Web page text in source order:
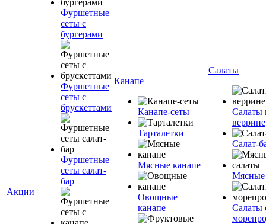
Акции
Фуршетные
сеты с
бургерами
Фуршетные
сеты с
брускеттами
Фуршетные
сеты салат-
бар
Канапе
Канапе-сеты
Тарталетки
Мясные канапе
Овощные
канапе
Салаты
Салаты
веррине
Салат-
Мясные
Салаты